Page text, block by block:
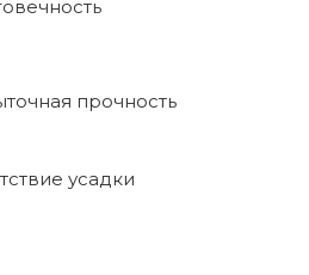
прочность
усадки